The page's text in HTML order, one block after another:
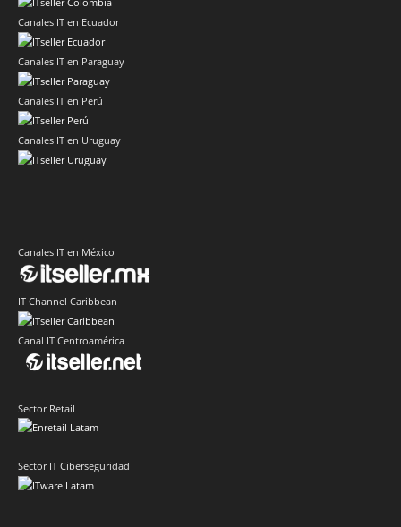
Canales IT en Ecuador
Canales IT en Paraguay
Canales IT en Perú
Canales IT en Uruguay
Canales IT en México
IT Channel Caribbean
Canal IT Centroamérica
Sector Retail
Sector IT Ciberseguridad